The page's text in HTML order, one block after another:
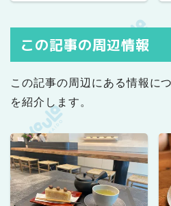
この記事の周辺情報
この記事の周辺にある情報に
を紹介します。